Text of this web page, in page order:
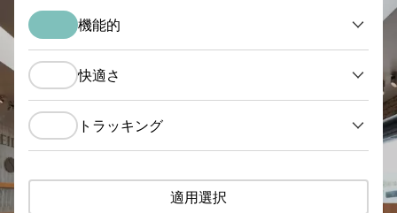
機能的
快適さ
トラッキング
適用選択